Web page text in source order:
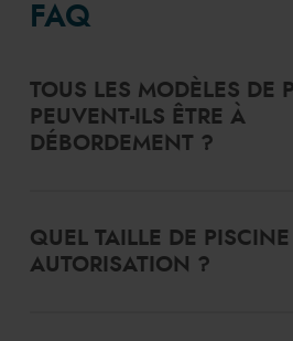
FAQ
TOUS LES MODÈLES DE
PEUVENT-ILS ÊTRE À
DÉBORDEMENT ?
mesure
: choisissez ses
escalier d’accès au bain, son liner…
QUEL TAILLE DE
AUTORISATION ?